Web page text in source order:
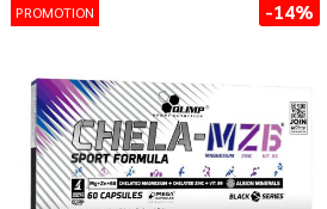
PROMOTION -14%